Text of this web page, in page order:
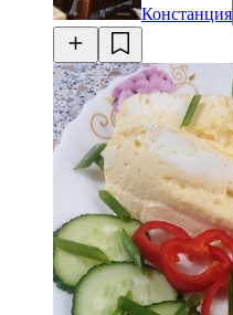
Констанция